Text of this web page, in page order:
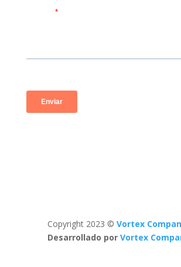
Copyright 2023 © Vortex
Desarrollado por Vortex